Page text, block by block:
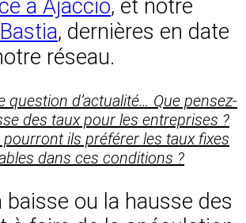
à Ajaccio, et notre
, dernières en date
réseau.
question d’actualité… Que pensez-
des taux pour les entreprises ?
ils préférer les taux fixes
dans ces conditions ?
baisse ou la hausse des